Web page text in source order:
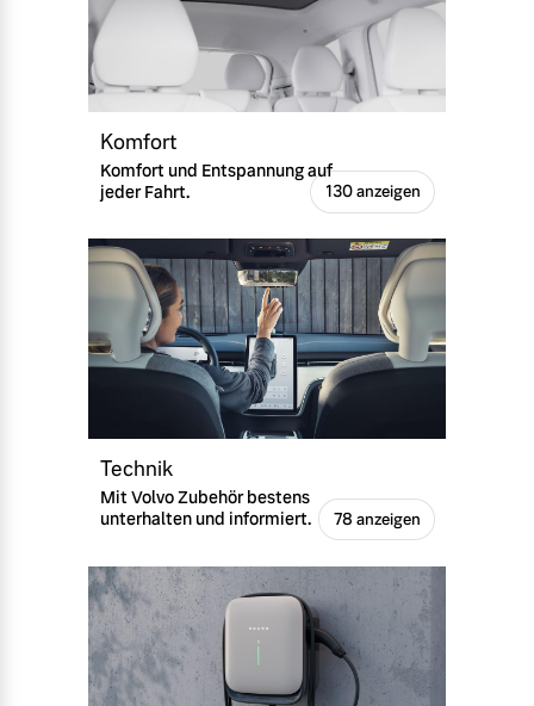
Komfort
Komfort und Entspannung auf
jeder Fahrt.
130 anzeigen
Technik
Mit Volvo Zubehör bestens
unterhalten und informiert.
78 anzeigen